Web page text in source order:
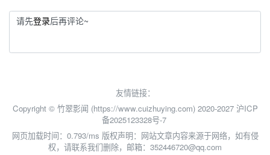
请先登录后再评论~
友情链接：
Copyright © 竹翠影闻 (https://www.cuizhuying.com) 2020-2027 沪ICP
备2025123328号-7
网页加载时间：0.793/ms 版权声明：网站文章内容来源于网络，如有侵
权，请联系我们删除，邮箱：352446720@qq.com